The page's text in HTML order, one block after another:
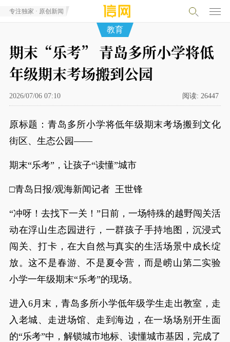
专注独家 · 原创新闻
教育
期末“乐考” 青岛多所小学将低
年级期末考场搬到公园
2026/07/06 07:10 阅读: 26447
原标题：青岛多所小学将低年级期末考场搬到文化
街区、生态公园——
期末“乐考”，让孩子“读懂”城市
□青岛日报/观海新闻记者 王世锋
“冲呀！去找下一关！”日前，一场特殊的越野闯关活
动在浮山生态园进行，一群孩子手持地图，沉浸式
闯关、打卡，在大自然与真实的生活场景中成长绽
放。这不是春游、不是夏令营，而是崂山第二实验
小学一年级期末“乐考”的现场。
进入6月末，青岛多所小学低年级学生走出教室，走
入老城、走进场馆、走到海边，在一场场别开生面
的“乐考”中，解锁城市地标、读懂城市基因，完成了